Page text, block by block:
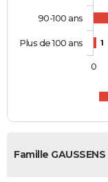
1
90-100 ans
Plus de 100 ans
0
Famille GAUSSENS